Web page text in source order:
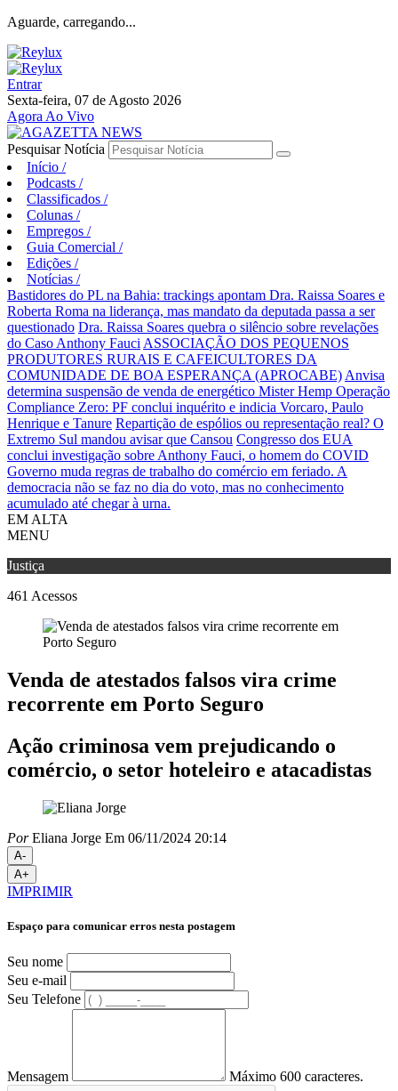
Aguarde, carregando...
Entrar
Sexta-feira, 07 de Agosto 2026
Agora Ao Vivo
Pesquisar Notícia
Início /
Podcasts /
Classificados /
Colunas /
Empregos /
Guia Comercial /
Edições /
Notícias /
Bastidores do PL na Bahia: trackings apontam Dra. Raissa Soares e
Roberta Roma na liderança, mas mandato da deputada passa a ser
questionado Dra. Raissa Soares quebra o silêncio sobre revelações
do Caso Anthony Fauci ASSOCIAÇÃO DOS PEQUENOS
PRODUTORES RURAIS E CAFEICULTORES DA
COMUNIDADE DE BOA ESPERANÇA (APROCABE) Anvisa
determina suspensão de venda de energético Mister Hemp Operação
Compliance Zero: PF conclui inquérito e indicia Vorcaro, Paulo
Henrique e Tanure Repartição de espólios ou representação real? O
Extremo Sul mandou avisar que Cansou Congresso dos EUA
conclui investigação sobre Anthony Fauci, o homem do COVID
Governo muda regras de trabalho do comércio em feriado. A
democracia não se faz no dia do voto, mas no conhecimento
acumulado até chegar à urna.
EM ALTA
MENU
Justiça
461 Acessos
Venda de atestados falsos vira crime
recorrente em Porto Seguro
Ação criminosa vem prejudicando o
comércio, o setor hoteleiro e atacadistas
PorEliana Jorge Em 06/11/2024 20:14
A-
A+
IMPRIMIR
Espaço para comunicar erros nesta postagem
Seu nome
Seu e-mail
Seu Telefone
Mensagem Máximo 600 caracteres.